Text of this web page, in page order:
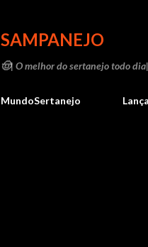
SAMPANEJO
🤠| O melhor do sertanejo todo
MundoSertanejo